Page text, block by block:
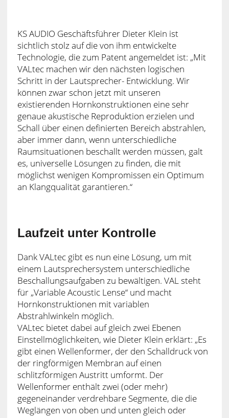
KS AUDIO Geschäftsführer Dieter Klein ist
sichtlich stolz auf die von ihm entwickelte
Technologie, die zum Patent angemeldet ist: „Mit
VALtec machen wir den nächsten logischen
Schritt in der Lautsprecher- Entwicklung. Wir
können zwar schon jetzt mit unseren
existierenden Hornkonstruktionen eine sehr
genaue akustische Reproduktion erzielen und
Schall über einen definierten Bereich abstrahlen,
aber immer dann, wenn unterschiedliche
Raumsituationen beschallt werden müssen, galt
es, universelle Lösungen zu finden, die mit
möglichst wenigen Kompromissen ein Optimum
an Klangqualität garantieren.“
Laufzeit unter Kontrolle
Dank VALtec gibt es nun eine Lösung, um mit
einem Lautsprechersystem unterschiedliche
Beschallungsaufgaben zu bewältigen. VAL steht
für „Variable Acoustic Lense“ und macht
Hornkonstruktionen mit variablen
Abstrahlwinkeln möglich.
VALtec bietet dabei auf gleich zwei Ebenen
Einstellmöglichkeiten, wie Dieter Klein erklärt: „Es
gibt einen Wellenformer, der den Schalldruck von
der ringförmigen Membran auf einen
schlitzförmigen Austritt umformt. Der
Wellenformer enthält zwei (oder mehr)
gegeneinander verdrehbare Segmente, die die
Weglängen von oben und unten gleich oder